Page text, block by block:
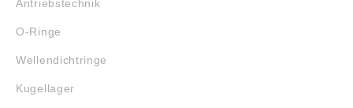
Antriebstechnik
O-Ringe
Wellendichtringe
Kugellager